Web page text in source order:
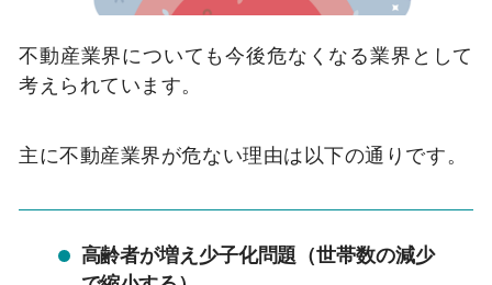
不動産業界についても今後危なくなる業界として
考えられています。
主に不動産業界が危ない理由は以下の通りです。
高齢者が増え少子化問題（世帯数の減少